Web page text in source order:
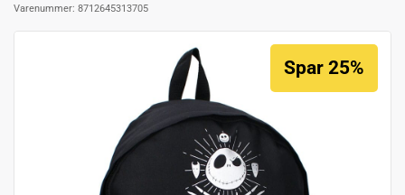
Varenummer: 8712645313705
Spar 25%